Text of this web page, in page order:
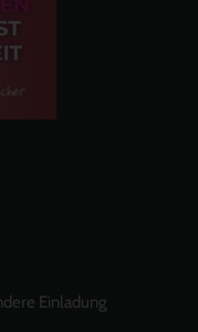
Einladung